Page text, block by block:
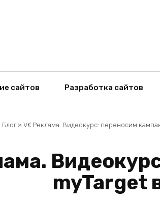
сайтов Разработка сайтов
Блог»VK Реклама. Видеокурс: переносим
myTarget